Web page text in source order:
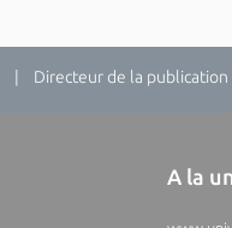
| Directeur de la publication
A la